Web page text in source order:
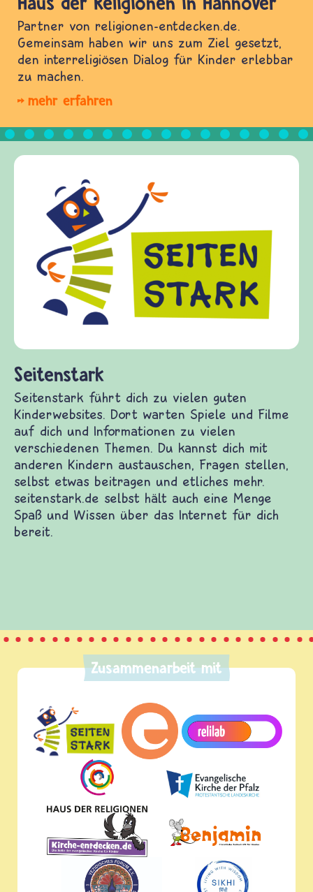
Partner von religionen-entdecken.de.
Gemeinsam haben wir uns zum Ziel gesetzt,
den interreligiösen Dialog für Kinder erlebbar
zu machen.
mehr erfahren
dich zu vielen guten Kinderwebsites. Dort
und Filme auf dich und Informationen zu
Themen. Du kannst dich mit anderen
Fragen stellen, selbst etwas beitragen
mehr. seitenstark.de selbst hält auch eine
und Wissen über das Internet für dich bereit.
frieden-
Kinder, Eltern
Fragen von
Gewalt
diesem
fragen.de
und Frieden,
Zusammenarbeit mit